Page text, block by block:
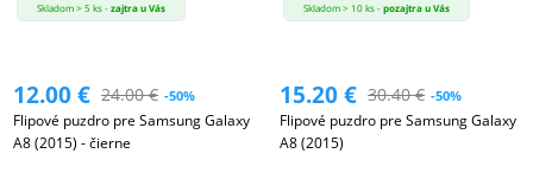
Skladom > 5 ks -zajtra u Vás
12.00€ 24.00€ -50%
Flipové puzdro pre Samsung Galaxy
A8 (2015) - čierne
Skladom > 10 ks -pozajtra u Vás
15.20€ 30.40€ -50%
Flipové puzdro pre Samsung Galaxy
A8 (2015)